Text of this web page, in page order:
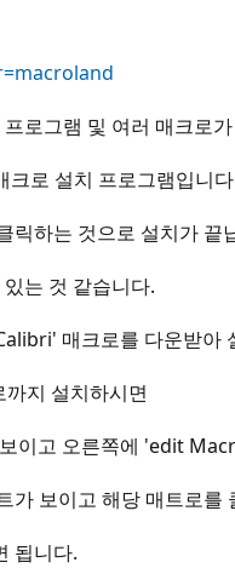
로그램 및 여러 매크로
로 설치 프로그램입니
릭하는 것으로 설치가 끝
는 것 같습니다.
매크로를 다운받아
지 설치하시면
이고 오른쪽에 'edit
보이고 해당 매트로를
됩니다.